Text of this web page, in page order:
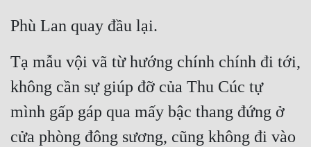
Phù Lan quay đầu lại.
Tạ mẫu vội vã từ hướng chính chính đi tới,
không cần sự giúp đỡ của Thu Cúc tự
mình gấp gáp qua mấy bậc thang đứng ở
cửa phòng đông sương, cũng không đi vào